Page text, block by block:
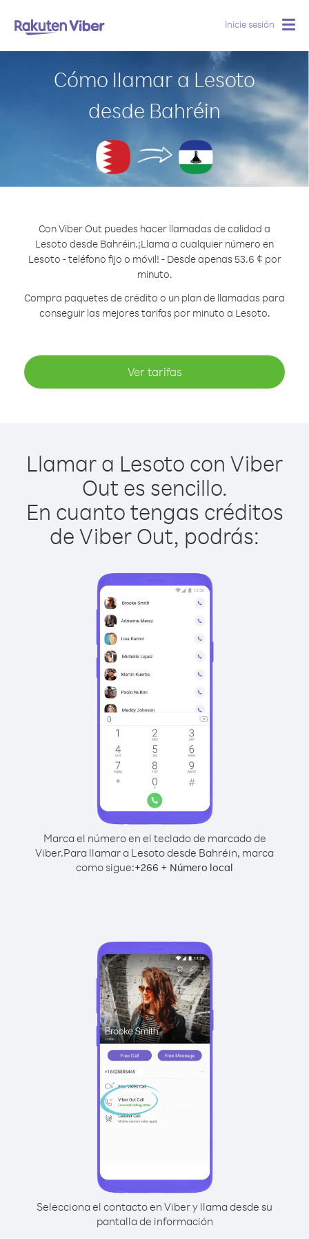
Inicie sesión
Cómo llamar a Lesoto
desde Bahréin
Con Viber Out puedes hacer llamadas de calidad a
Lesoto desde Bahréin.¡Llama a cualquier número en
Lesoto - teléfono fijo o móvil! - Desde apenas 53.6 ¢ por
minuto.
Compra paquetes de crédito o un plan de llamadas para
conseguir las mejores tarifas por minuto a Lesoto.
Ver tarifas
Llamar a Lesoto con Viber
Out es sencillo.
En cuanto tengas créditos
de Viber Out, podrás:
Marca el número en el teclado de marcado de
Viber.Para llamar a Lesoto desde Bahréin, marca
como sigue:+266 + Número local
Selecciona el contacto en Viber y llama desde su
pantalla de información